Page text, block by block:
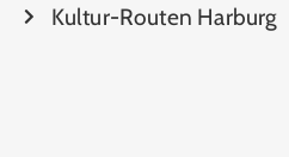
Kultur-Routen Harburg